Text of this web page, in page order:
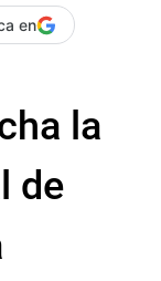
en
la
de